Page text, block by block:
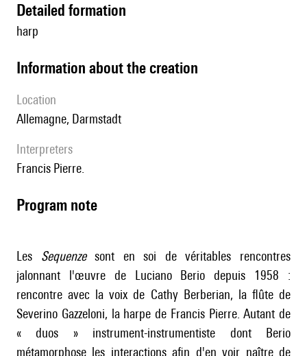
detailed formation
harp
information about the creation
location
Allemagne, Darmstadt
interpreters
Francis Pierre.
Program note
Les Sequenzesont en soi de véritables rencontres
jalonnant l'œuvre de Luciano Berio depuis 1958 :
rencontre avec la voix de Cathy Berberian, la flûte de
Severino Gazzeloni, la harpe de Francis Pierre. Autant de
« duos » instrument-instrumentiste dont Berio
métamorphose les interactions afin d'en voir naître de